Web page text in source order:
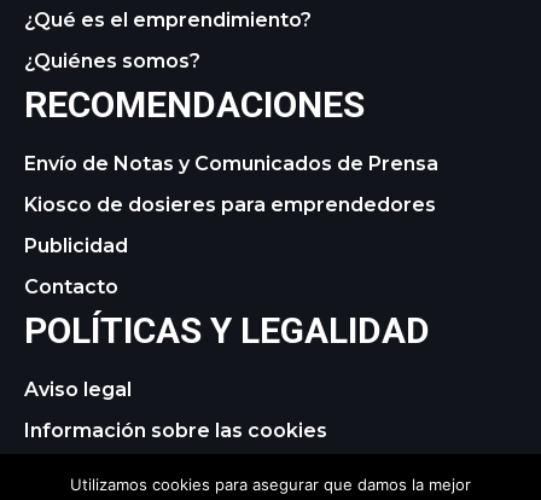
¿Qué es el emprendimiento?
¿Quiénes somos?
RECOMENDACIONES
Envío de Notas y Comunicados de Prensa
Kiosco de dosieres para emprendedores
Publicidad
Contacto
POLÍTICAS Y LEGALIDAD
Aviso legal
Información sobre las cookies
Utilizamos cookies para asegurar que damos la mejor